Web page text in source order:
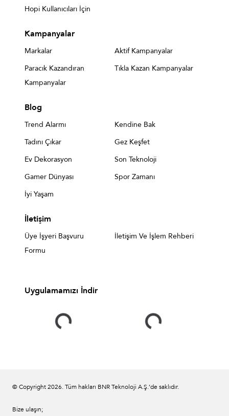
Hopi Kullanıcıları İçin
Kampanyalar
Markalar
Aktif Kampanyalar
Paracık Kazandıran
Kampanyalar
Tıkla Kazan Kampanyalar
Blog
Trend Alarmı
Kendine Bak
Tadını Çıkar
Gez Keşfet
Ev Dekorasyon
Son Teknoloji
Gamer Dünyası
Spor Zamanı
İyi Yaşam
İletişim
Üye İşyeri Başvuru
Formu
İletişim Ve İşlem Rehberi
Uygulamamızı İndir
© Copyright2026. Tüm hakları BNR Teknoloji A.Ş.’de saklıdır.
Bize ulaşın;